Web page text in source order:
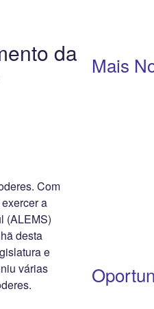
da
Com
a
(ALEMS)
desta
e
várias
Mais